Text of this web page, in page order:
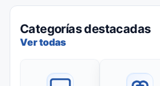
Categorías destacadas
Ver todas